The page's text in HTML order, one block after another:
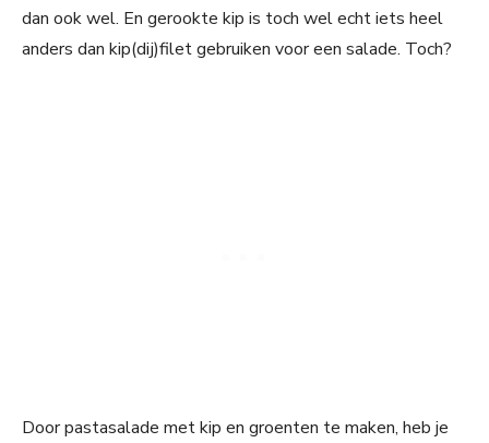
dan ook wel. En gerookte kip is toch wel echt iets heel
anders dan kip(dij)filet gebruiken voor een salade. Toch?
Door pastasalade met kip en groenten te maken, heb je